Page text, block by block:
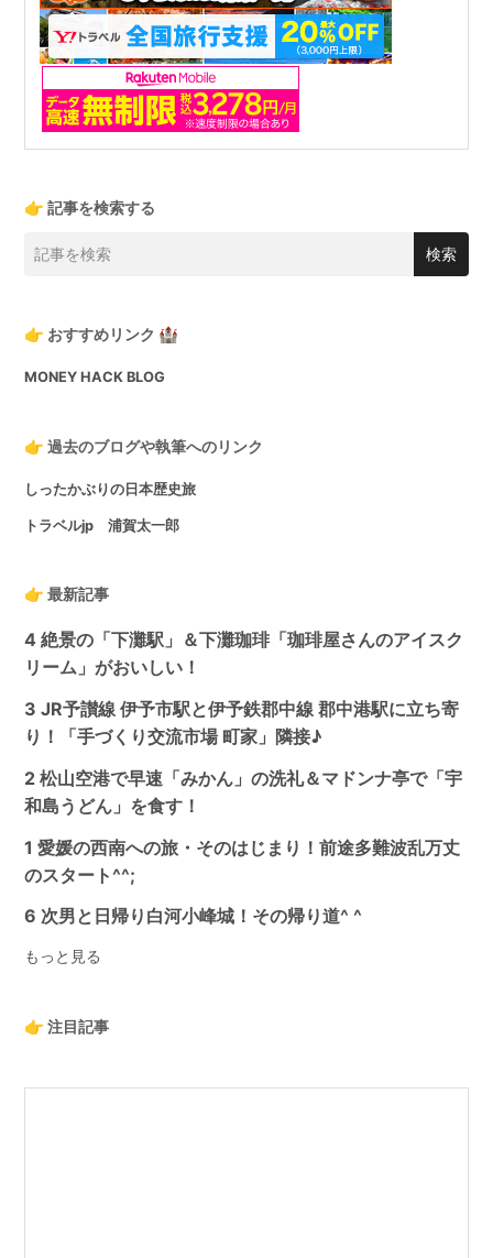
👉 記事を検索する
👉 おすすめリンク 🏰
MONEY HACK BLOG
👉 過去のブログや執筆へのリンク
しったかぶりの日本歴史旅
トラベルjp 浦賀太一郎
👉 最新記事
4 絶景の「下灘駅」＆下灘珈琲「珈琲屋さんのアイスク
リーム」がおいしい！
3 JR予讃線 伊予市駅と伊予鉄郡中線 郡中港駅に立ち寄
り！「手づくり交流市場 町家」隣接♪
2 松山空港で早速「みかん」の洗礼＆マドンナ亭で「宇
和島うどん」を食す！
1 愛媛の西南への旅・そのはじまり！前途多難波乱万丈
のスタート^^;
6 次男と日帰り白河小峰城！その帰り道^ ^
もっと見る
👉 注目記事